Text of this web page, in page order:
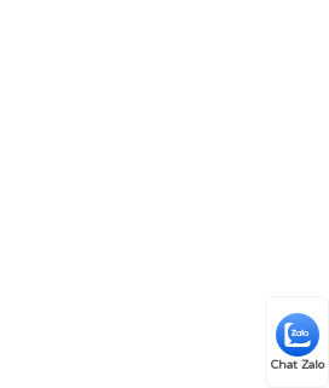
Chat Zalo